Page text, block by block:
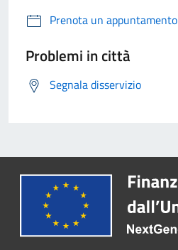
Prenota un appuntamento
Problemi in città
Segnala disservizio